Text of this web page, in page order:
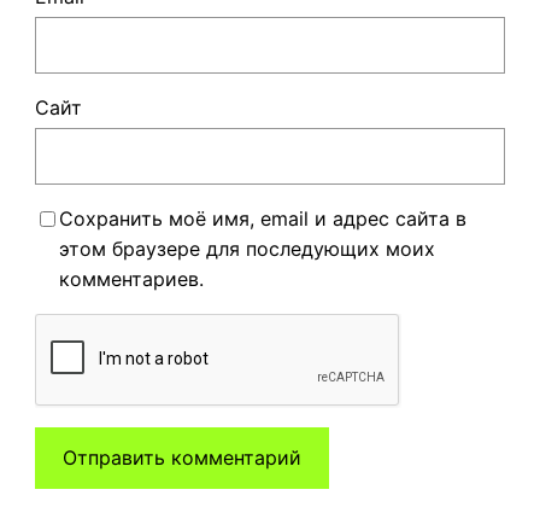
Сайт
Сохранить моё имя, email и адрес сайта в
этом браузере для последующих моих
комментариев.